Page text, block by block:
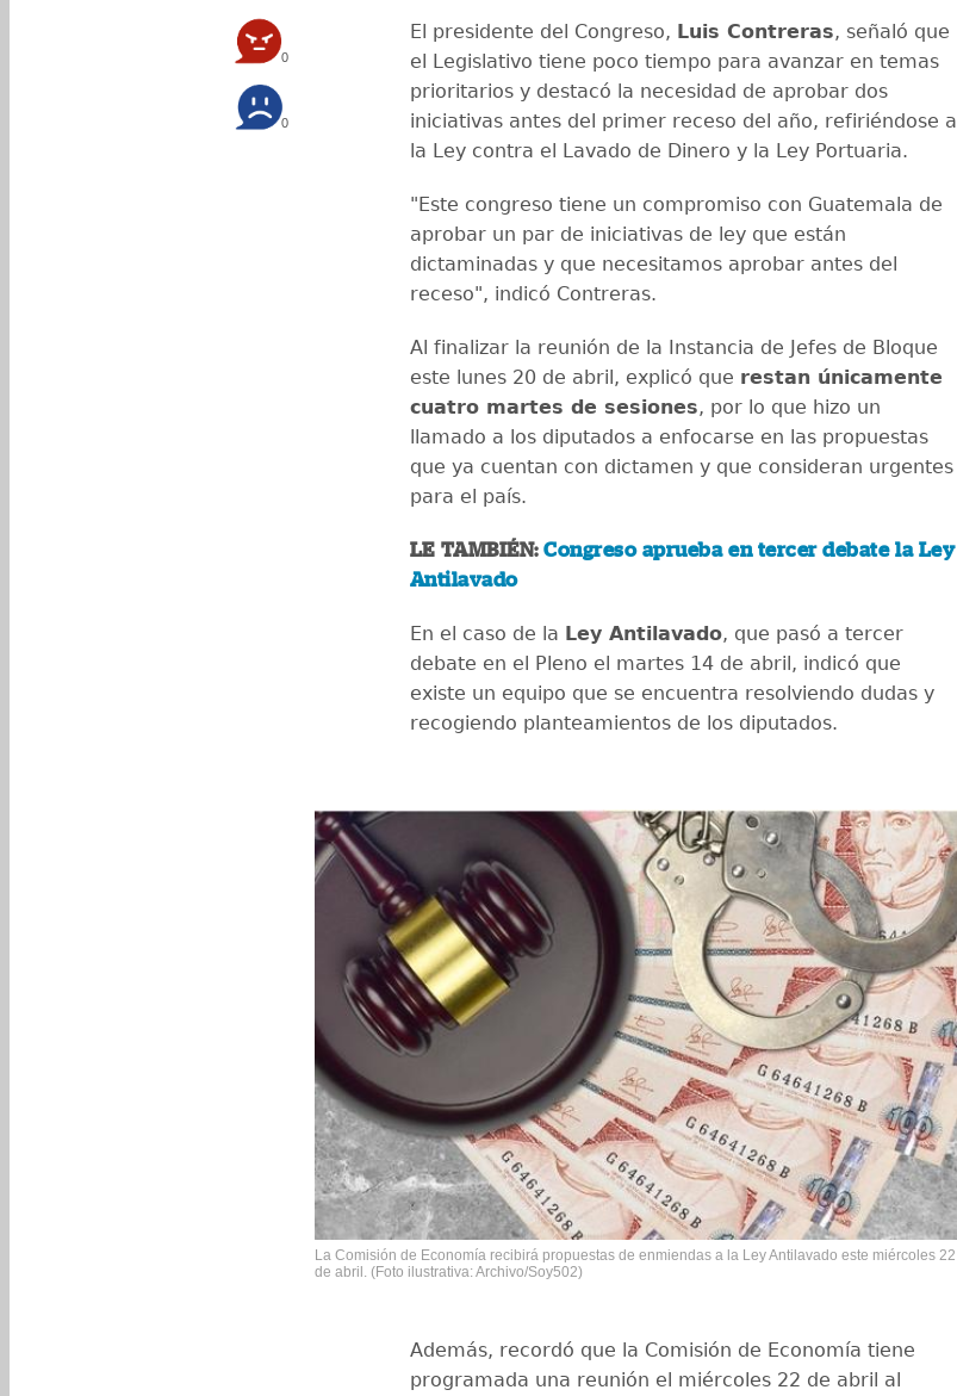
0
0
El presidente del Congreso, Luis Contreras, señaló que
el Legislativo tiene poco tiempo para avanzar en temas
prioritarios y destacó la necesidad de aprobar dos
iniciativas antes del primer receso del año, refiriéndose a
la Ley contra el Lavado de Dinero y la Ley Portuaria.
"Este congreso tiene un compromiso con Guatemala de
aprobar un par de iniciativas de ley que están
dictaminadas y que necesitamos aprobar antes del
receso", indicó Contreras.
Al finalizar la reunión de la Instancia de Jefes de Bloque
este lunes 20 de abril, explicó que restan únicamente
cuatro martes de sesiones, por lo que hizo un
llamado a los diputados a enfocarse en las propuestas
que ya cuentan con dictamen y que consideran urgentes
para el país.
LE TAMBIÉN:Congreso aprueba en tercer debate la Ley
Antilavado
En el caso de la Ley Antilavado, que pasó a tercer
debate en el Pleno el martes 14 de abril, indicó que
existe un equipo que se encuentra resolviendo dudas y
recogiendo planteamientos de los diputados.
La Comisión de Economía recibirá propuestas de enmiendas a la Ley Antilavado este miércoles 22
de abril. (Foto ilustrativa: Archivo/Soy502)
Además, recordó que la Comisión de Economía tiene
programada una reunión el miércoles 22 de abril al